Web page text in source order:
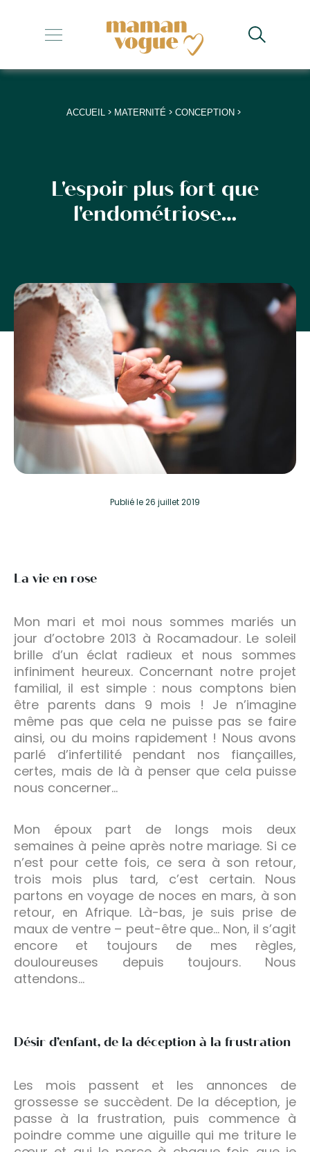
+
+
+
+
ACCUEIL > MATERNITÉ > CONCEPTION >
L'espoir plus fort que
l'endométriose…
Publiéle 26 juillet 2019
La vie en rose
Mon mari et moi nous sommes mariés un
jour d’octobre 2013 à Rocamadour. Le soleil
brille d’un éclat radieux et nous sommes
infiniment heureux. Concernant notre projet
familial, il est simple : nous comptons bien
être parents dans 9 mois ! Je n’imagine
même pas que cela ne puisse pas se faire
ainsi, ou du moins rapidement ! Nous avons
parlé d’infertilité pendant nos fiançailles,
certes, mais de là à penser que cela puisse
nous concerner…
Mon époux part de longs mois deux
semaines à peine après notre mariage. Si ce
n’est pour cette fois, ce sera à son retour,
trois mois plus tard, c’est certain. Nous
partons en voyage de noces en mars, à son
retour, en Afrique. Là-bas, je suis prise de
maux de ventre – peut-être que… Non, il s’agit
encore et toujours de mes règles,
douloureuses depuis toujours. Nous
attendons…
Désir d’enfant, de la déception à la frustration
Les mois passent et les annonces de
grossesse se succèdent. De la déception, je
passe à la frustration, puis commence à
poindre comme une aiguille qui me triture le